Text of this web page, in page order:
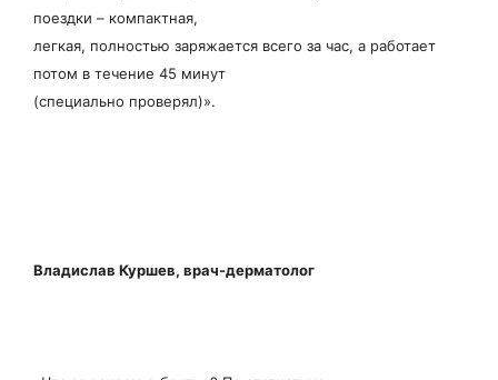
поездки – компактная,
легкая, полностью заряжается всего за час, а работает
потом в течение 45 минут
(специально проверял)».
Владислав Куршев, врач-дерматолог